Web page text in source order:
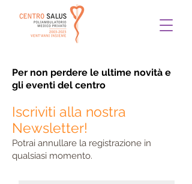
Per non perdere le ultime novità e
gli eventi del centro
Iscriviti alla nostra
Newsletter!
Potrai annullare la registrazione in
qualsiasi momento.